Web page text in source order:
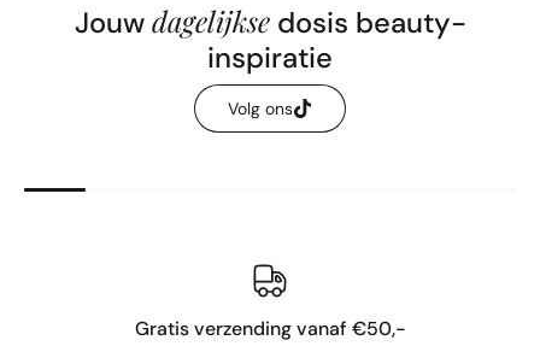
Jouwdagelijksedosis beauty-
inspiratie
Volg ons
Gratis verzending vanaf €50,-